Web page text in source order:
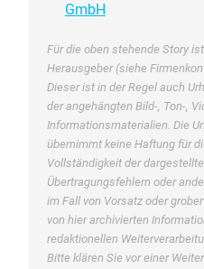
GmbH
Für die oben stehende Story
Herausgeber (siehe
Dieser ist in der Regel auch
der angehängten Bild-, Ton-,
Informationsmaterialien. Die
übernimmt keine Haftung für
Vollständigkeit der
Übertragungsfehlern oder
im Fall von Vorsatz oder
von hier archivierten
redaktionellen
Bitte klären Sie vor einer